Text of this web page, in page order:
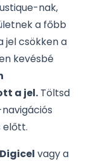
nak,
a főbb
jel csökken a
kevésbé
a jel. Töltsd
előtt.
Digicel vagy a